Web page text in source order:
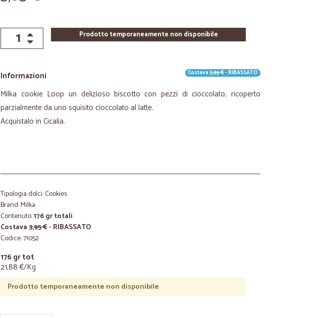
Prodotto temporaneamente non disponibile
Informazioni Costava3,95 €- RIBASSATO
Milka cookie Loop un delizioso biscotto con pezzi di cioccolato, ricoperto
parzialmente da uno squisito cioccolato al latte.
Acquistalo in Cicalia.
Tipologia dolci: Cookies
Brand: Milka
Contenuto:176 gr totali
Costava3,95 €- RIBASSATO
Codice: 71052
176 gr tot
21,88 €/Kg
Prodotto temporaneamente non disponibile